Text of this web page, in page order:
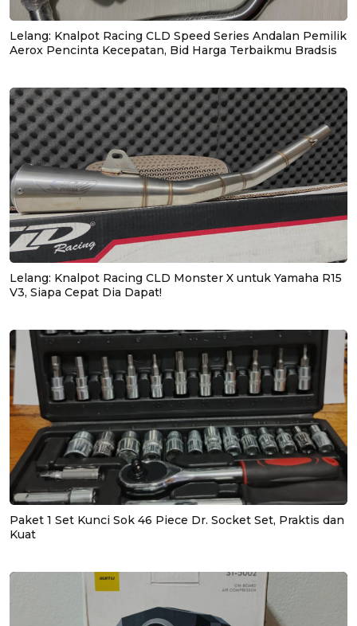
Lelang: Knalpot Racing CLD Speed Series Andalan Pemilik
Aerox Pencinta Kecepatan, Bid Harga Terbaikmu Bradsis
Lelang: Knalpot Racing CLD Monster X untuk Yamaha R15
V3, Siapa Cepat Dia Dapat!
Paket 1 Set Kunci Sok 46 Piece Dr. Socket Set, Praktis dan
Kuat